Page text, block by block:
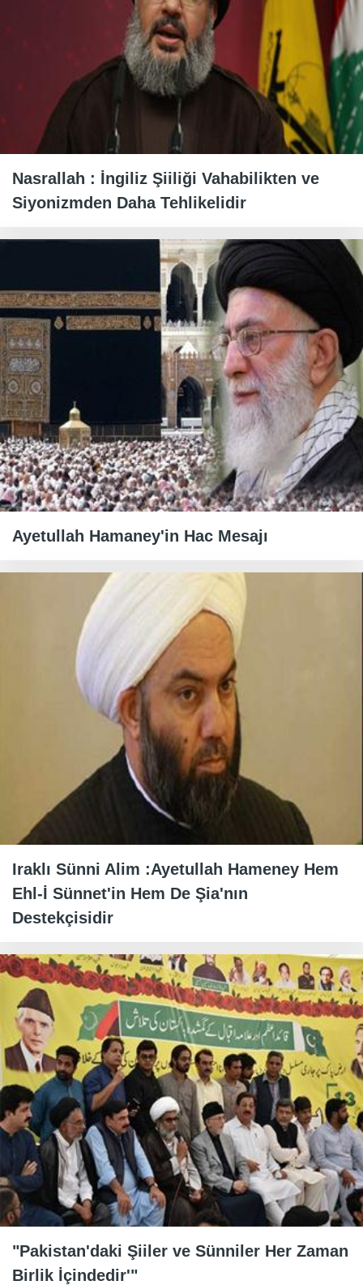
Nasrallah : İngiliz Şiiliği Vahabilikten ve
Siyonizmden Daha Tehlikelidir
Ayetullah Hamaney'in Hac Mesajı
Iraklı Sünni Alim :Ayetullah Hameney Hem
Ehl-İ Sünnet'in Hem De Şia'nın
Destekçisidir
"Pakistan'daki Şiiler ve Sünniler Her Zaman
Birlik İçindedir'"